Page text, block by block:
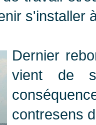
s'installer
Dernier
vient de
contresens